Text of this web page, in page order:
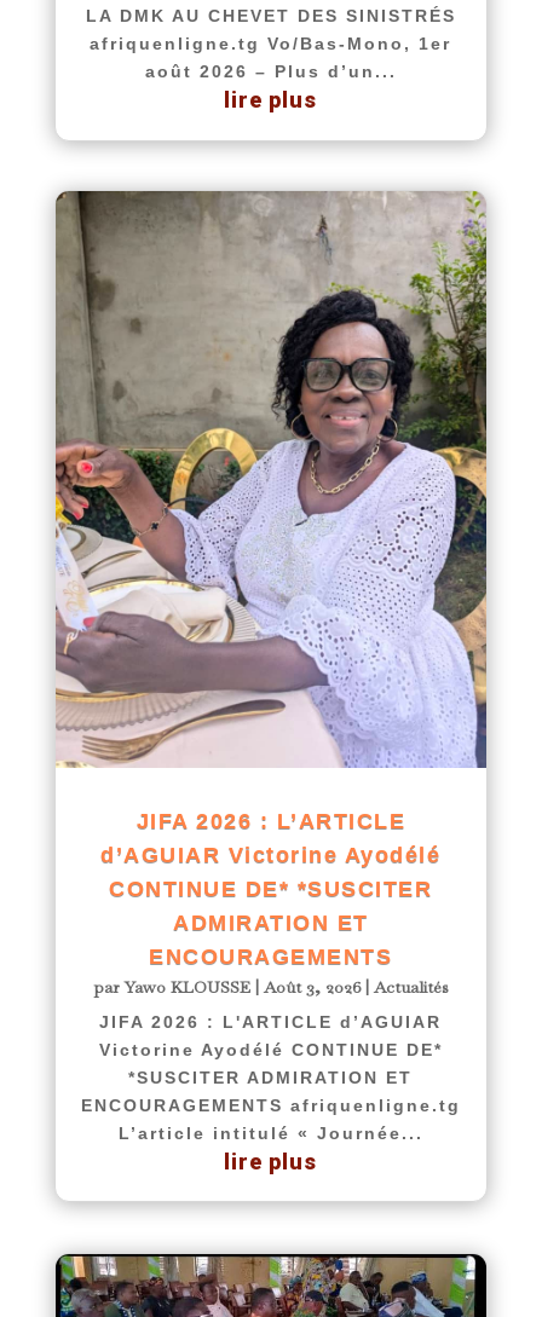
LA DMK AU CHEVET DES SINISTRÉS
afriquenligne.tg Vo/Bas-Mono, 1er
août 2026 – Plus d’un...
lire plus
JIFA 2026 : L’ARTICLE
d’AGUIAR Victorine Ayodélé
CONTINUE DE* *SUSCITER
ADMIRATION ET
ENCOURAGEMENTS
parYawo KLOUSSE|Août 3, 2026|Actualités
JIFA 2026 : L'ARTICLE d’AGUIAR
Victorine Ayodélé CONTINUE DE*
*SUSCITER ADMIRATION ET
ENCOURAGEMENTS afriquenligne.tg
L’article intitulé « Journée...
lire plus